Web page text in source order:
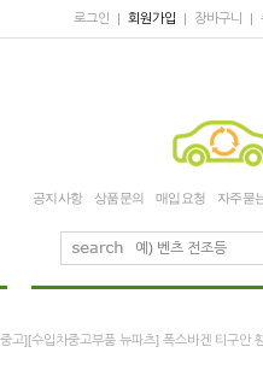
로그인 | 회원가입 | 장바구니 |
공지사항
상품문의 매입요청 자주묻
고][수입차중고부품 뉴파츠] 폭스바겐 티구안